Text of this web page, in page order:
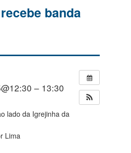
banda
– 13:30
lado da Igrejinha da
Lima